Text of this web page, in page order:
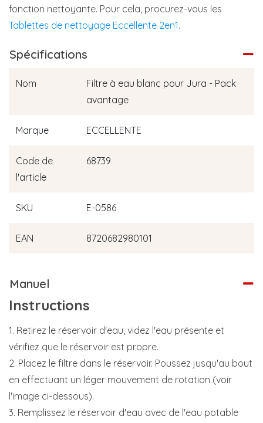
fonction nettoyante. Pour cela, procurez-vous les
Tablettes de nettoyage Eccellente 2en1.
Spécifications
Nom
Filtre à eau blanc pour Jura - Pack
avantage
Marque ECCELLENTE
Code de
l'article
68739
SKU E-0586
EAN 8720682980101
Manuel
Instructions
1. Retirez le réservoir d'eau, videz l'eau présente et
vérifiez que le réservoir est propre.
2. Placez le filtre dans le réservoir. Poussez jusqu'au bout
en effectuant un léger mouvement de rotation (voir
l'image ci-dessous).
3. Remplissez le réservoir d'eau avec de l'eau potable